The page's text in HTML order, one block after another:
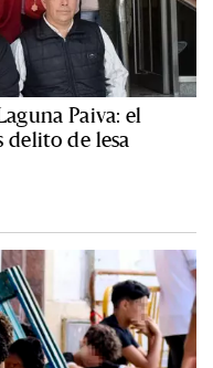
Paiva: el
delito de lesa